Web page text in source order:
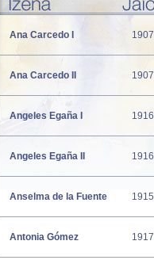
Ana Carcedo I
Ana Carcedo II
Angeles Egaña I
Angeles Egaña II
Anselma de la Fuente
Antonia Gómez